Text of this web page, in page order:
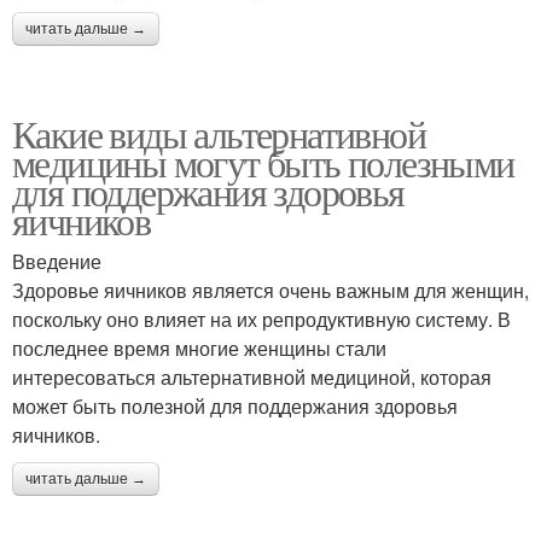
читать дальше →
Какие виды альтернативной
медицины могут быть полезными
для поддержания здоровья
яичников
Введение
Здоровье яичников является очень важным для женщин,
поскольку оно влияет на их репродуктивную систему. В
последнее время многие женщины стали
интересоваться альтернативной медициной, которая
может быть полезной для поддержания здоровья
яичников.
читать дальше →